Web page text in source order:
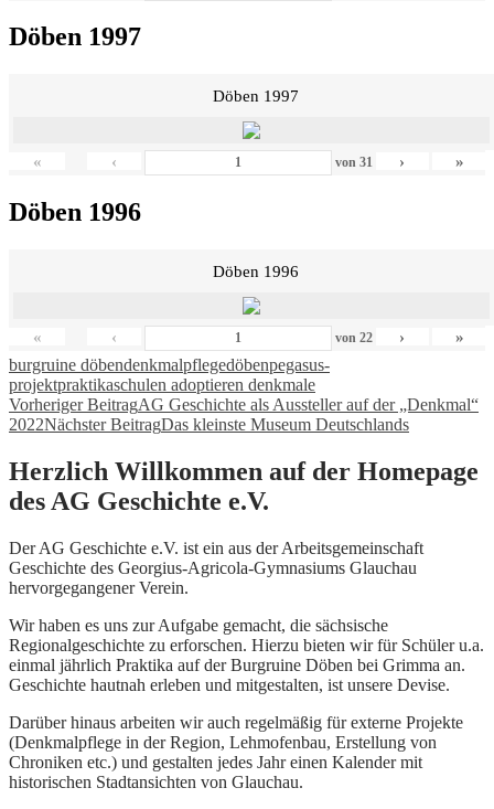
Döben 1997
Döben 1997
« ‹ von 31 › »
Döben 1996
Döben 1996
« ‹ von 22 › »
burgruine döbendenkmalpflegedöbenpegasus-
projektpraktikaschulen adoptieren denkmale
Beitragsnavigation
Vorheriger BeitragAG Geschichte als Aussteller auf der „Denkmal“
2022Nächster BeitragDas kleinste Museum Deutschlands
Herzlich Willkommen auf der Homepage
des AG Geschichte e.V.
Der AG Geschichte e.V. ist ein aus der Arbeitsgemeinschaft
Geschichte des Georgius-Agricola-Gymnasiums Glauchau
hervorgegangener Verein.
Wir haben es uns zur Aufgabe gemacht, die sächsische
Regionalgeschichte zu erforschen. Hierzu bieten wir für Schüler u.a.
einmal jährlich Praktika auf der Burgruine Döben bei Grimma an.
Geschichte hautnah erleben und mitgestalten, ist unsere Devise.
Darüber hinaus arbeiten wir auch regelmäßig für externe Projekte
(Denkmalpflege in der Region, Lehmofenbau, Erstellung von
Chroniken etc.) und gestalten jedes Jahr einen Kalender mit
historischen Stadtansichten von Glauchau.